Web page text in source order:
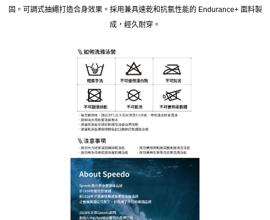
固。可調式抽繩打造合身效果。採用兼具速乾和抗氯性能的 Endurance+ 面料製
成，經久耐穿。